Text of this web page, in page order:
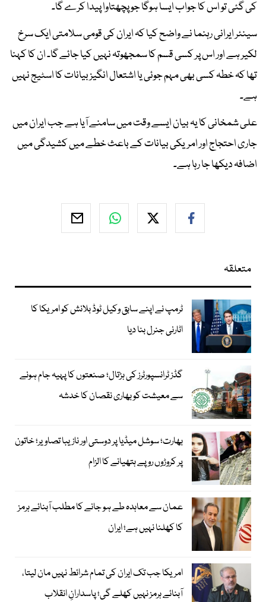
کی گئی تو اس کا جواب ایسا ہوگا جو پچھتاوا پیدا کرے گا۔
سینئر ایرانی رہنما نے واضح کیا کہ ایران کی قومی سلامتی ایک سرخ
لکیر ہے اور اس پر کسی قسم کا سمجھوتہ نہیں کیا جائے گا۔ ان کا کہنا
تھا کہ خطہ کسی بھی مہم جوئی یا اشتعال انگیز بیانات کا اسٹیج نہیں
ہے۔
علی شمخانی کا یہ بیان ایسے وقت میں سامنے آیا ہے جب ایران میں
جاری احتجاج اور امریکی بیانات کے باعث خطے میں کشیدگی میں
اضافہ دیکھا جا رہا ہے۔
متعلقہ
ٹرمپ نے اپنے سابق وکیل ٹوڈ بلانش کو امریکا کا
اٹارنی جنرل بنا دیا
گڈز ٹرانسپورٹرز کی ہڑتال؛ صنعتوں کا پہیہ جام ہونے
سے معیشت کو بھاری نقصان کا خدشہ
بھارت؛ سوشل میڈیا پر دوستی اور نازیبا تصاویر؛ خاتون
پر کروڑوں روپے ہتھیانے کا الزام
عمان سے معاہدہ طے ہو جانے کا مطلب آبنائے ہرمز
کا کھلنا نہیں ہے؛ ایران
امریکا جب تک ایران کی تمام شرائط نہیں مان لیتا،
آبنائے ہرمز نہیں کھلے گی؛ پاسدارانِ انقلاب